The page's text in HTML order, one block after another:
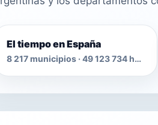
El tiempo en España
8 217 municipios · 49 123 734 habitantes